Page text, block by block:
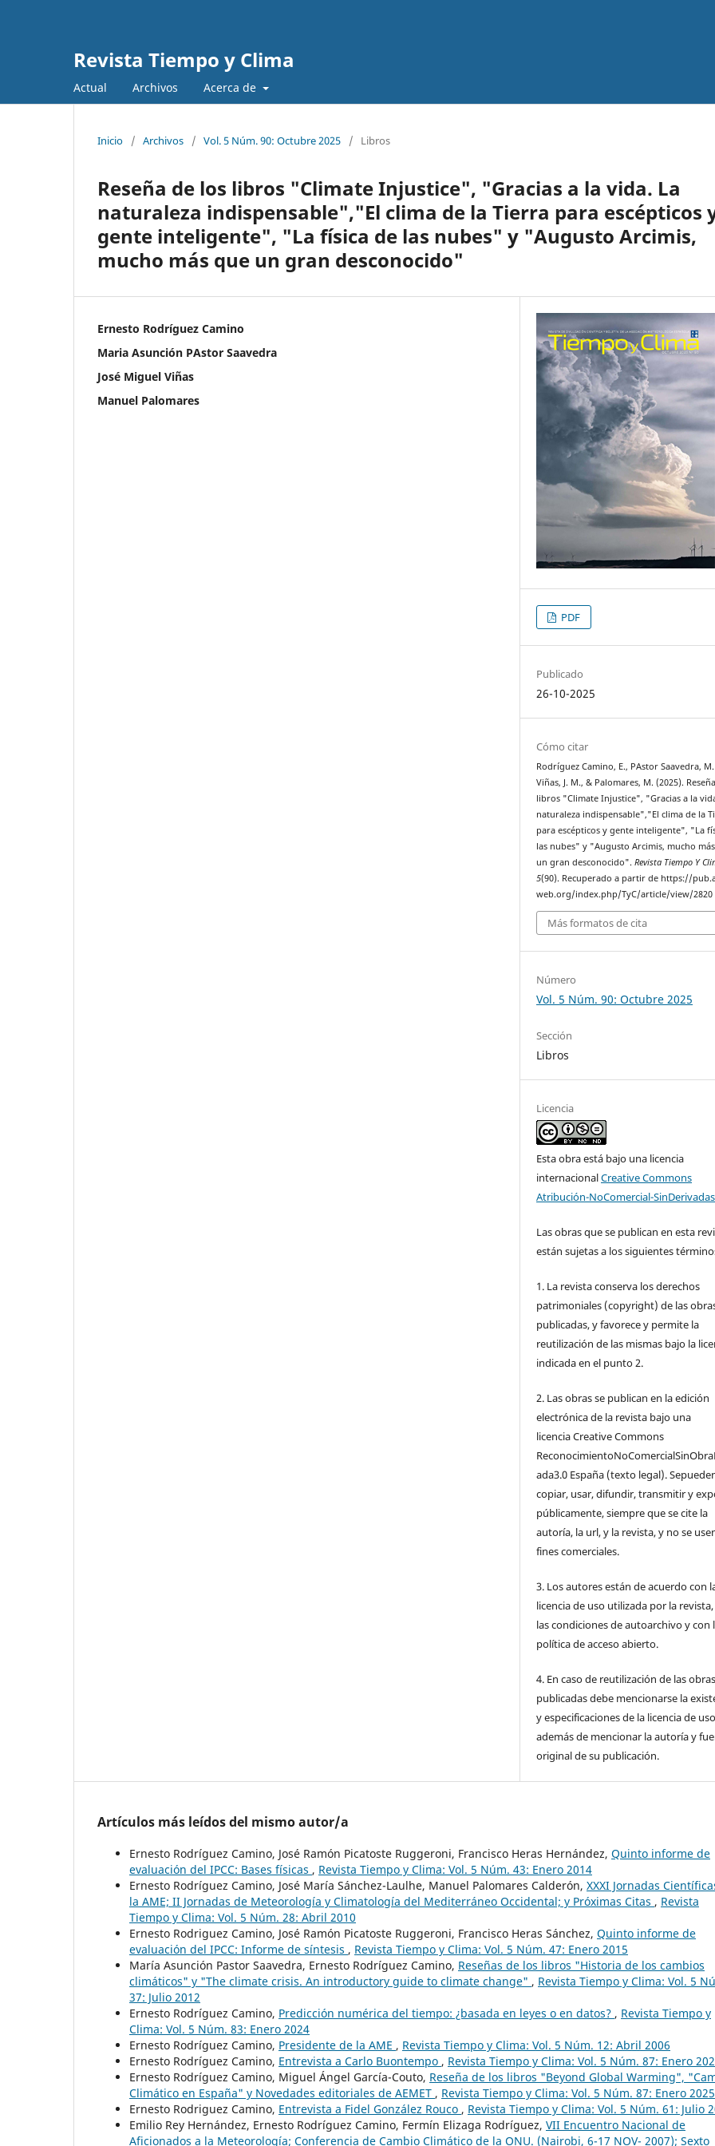
Revista Tiempo y Clima
Actual Archivos Acerca de
Inicio / Archivos / Vol. 5 Núm. 90: Octubre 2025 / Libros
Reseña de los libros "Climate Injustice", "Gracias a la vida. La
naturaleza indispensable","El clima de la Tierra para escépticos
gente inteligente", "La física de las nubes" y "Augusto Arcimis,
mucho más que un gran desconocido"
Ernesto Rodríguez Camino
Maria Asunción PAstor Saavedra
José Miguel Viñas
Manuel Palomares
PDF
Publicado
26-10-2025
Cómo citar
Rodríguez Camino, E., PAstor Saavedra, M.
Viñas, J. M., & Palomares, M. (2025).
libros "Climate Injustice", "Gracias a la
naturaleza indispensable","El clima de la
para escépticos y gente inteligente", "La
las nubes" y "Augusto Arcimis, mucho
un gran desconocido".Revista Tiempo Y
5(90). Recuperado a partir de https://
web.org/index.php/TyC/article/view/2820
Más formatos de cita
Número
Vol. 5 Núm. 90: Octubre 2025
Sección
Libros
Licencia
Esta obra está bajo una licencia
internacionalCreative Commons
Atribución-NoComercial-
Las obras que se publican en esta
están sujetas a los siguientes
1. La revista conserva los derechos
patrimoniales (copyright) de las
publicadas, y favorece y permite la
reutilización de las mismas bajo la
indicada en el punto 2.
2. Las obras se publican en la edición
electrónica de la revista bajo una
licencia Creative Commons
ada3.0 España (texto legal).
copiar, usar, difundir, transmitir y
públicamente, siempre que se cite la
autoría, la url, y la revista, y no se
fines comerciales.
3. Los autores están de acuerdo con
licencia de uso utilizada por la
las condiciones de autoarchivo y con
política de acceso abierto.
4. En caso de reutilización de las obras
publicadas debe mencionarse la
y especificaciones de la licencia de uso
además de mencionar la autoría y
original de su publicación.
Artículos más leídos del mismo autor/a
Ernesto Rodríguez Camino, José Ramón Picatoste Ruggeroni, Francisco Heras Hernández, Quinto informe de
evaluación del IPCC: Bases físicas , Revista Tiempo y Clima: Vol. 5 Núm. 43: Enero 2014
Ernesto Rodríguez Camino, José María Sánchez-Laulhe, Manuel Palomares Calderón, XXXI Jornadas
la AME; II Jornadas de Meteorología y Climatología del Mediterráneo Occidental; y Próximas Citas , Revista
Tiempo y Clima: Vol. 5 Núm. 28: Abril 2010
Ernesto Rodriguez Camino, José Ramón Picatoste Ruggeroni, Francisco Heras Sánchez, Quinto informe de
evaluación del IPCC: Informe de síntesis , Revista Tiempo y Clima: Vol. 5 Núm. 47: Enero 2015
María Asunción Pastor Saavedra, Ernesto Rodríguez Camino, Reseñas de los libros "Historia de los cambios
climáticos" y "The climate crisis. An introductory guide to climate change" , Revista Tiempo y Clima: Vol. 5
37: Julio 2012
Ernesto Rodríguez Camino, Predicción numérica del tiempo: ¿basada en leyes o en datos? , Revista Tiempo y
Clima: Vol. 5 Núm. 83: Enero 2024
Ernesto Rodríguez Camino, Presidente de la AME , Revista Tiempo y Clima: Vol. 5 Núm. 12: Abril 2006
Ernesto Rodríguez Camino, Entrevista a Carlo Buontempo , Revista Tiempo y Clima: Vol. 5 Núm. 87: Enero
Ernesto Rodríguez Camino, Miguel Ángel García-Couto, Reseña de los libros "Beyond Global Warming",
Climático en España" y Novedades editoriales de AEMET , Revista Tiempo y Clima: Vol. 5 Núm. 87: Enero 2025
Ernesto Rodriguez Camino, Entrevista a Fidel González Rouco , Revista Tiempo y Clima: Vol. 5 Núm. 61: Julio
Emilio Rey Hernández, Ernesto Rodríguez Camino, Fermín Elizaga Rodríguez, VII Encuentro Nacional de
Aficionados a la Meteorología; Conferencia de Cambio Climático de la ONU. (Nairobi, 6-17 NOV- 2007); Sexto